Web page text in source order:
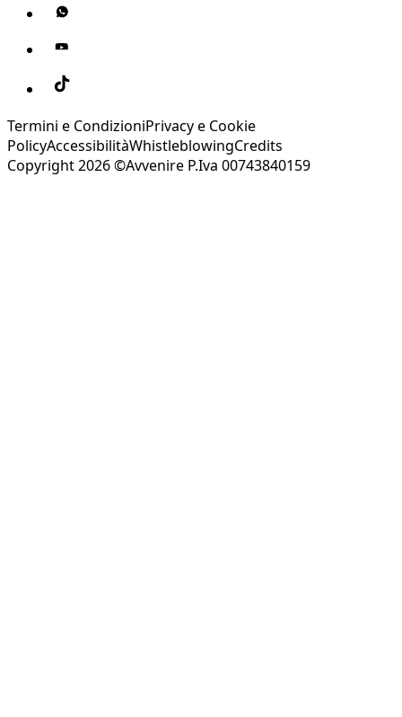
Termini e CondizioniPrivacy e Cookie
PolicyAccessibilitàWhistleblowingCredits
Copyright 2026 ©Avvenire P.Iva 00743840159